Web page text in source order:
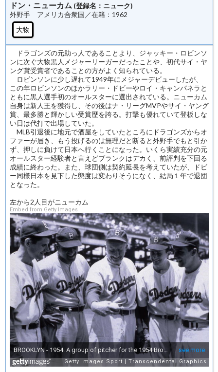
ドン・ニューカム (登録名：ニューク)
外野手 アメリカ合衆国／在籍：1962
大物
ドラゴンズの元助っ人であることより、ジャッキー・ロビンソ
ンに次ぐ大物黒人メジャーリーガーだったことや、初代サイ・ヤ
ング賞受賞者であることの方がよく知られている。
ロビンソンに少し遅れて1949年にメジャーデビューしたが、
この年ロビンソンのほかラリー・ドビーやロイ・キャンパネラと
ともに黒人選手初のオールスターに選出されている。ニューカム
自身は新人王を獲得し、その後はナ・リーグMVPやサイ・ヤング
賞、最多勝と輝かしい受賞歴を誇る。打撃も優れていて登板しな
い日は代打で出場していた。
MLB引退後に地元で酒屋をしていたところにドラゴンズからオ
ファーが届き、もう投げるのは無理だと断ると外野手でもと引か
ず、押しに負けて日本へ行くことになった。いくら実績充分の元
オールスター経験者と言えどブランクはデカく、前評判を下回る
成績に終わった。また、球団側は契約延長を考えていたが、ドビ
ー同様日本を見下した態度は変わりそうになく、結局１年で退団
となった。
左から2人目がニューカム
Embed from Getty Images